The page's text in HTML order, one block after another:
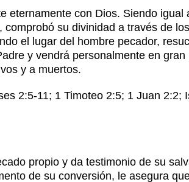
eternamente con Dios. Siendo igual
su divinidad a través de
el lugar del hombre pecador,
y vendrá personalmente en gran
y a muertos.
2:5-11; 1 Timoteo 2:5; 1 Juan 2:2;
propio y da testimonio de su
de su conversión, le asegura